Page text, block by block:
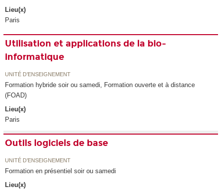
Lieu(x)
Paris
Utilisation et applications de la bio-
informatique
UNITÉ D’ENSEIGNEMENT
Formation hybride soir ou samedi, Formation ouverte et à distance
(FOAD)
Lieu(x)
Paris
Outils logiciels de base
UNITÉ D’ENSEIGNEMENT
Formation en présentiel soir ou samedi
Lieu(x)